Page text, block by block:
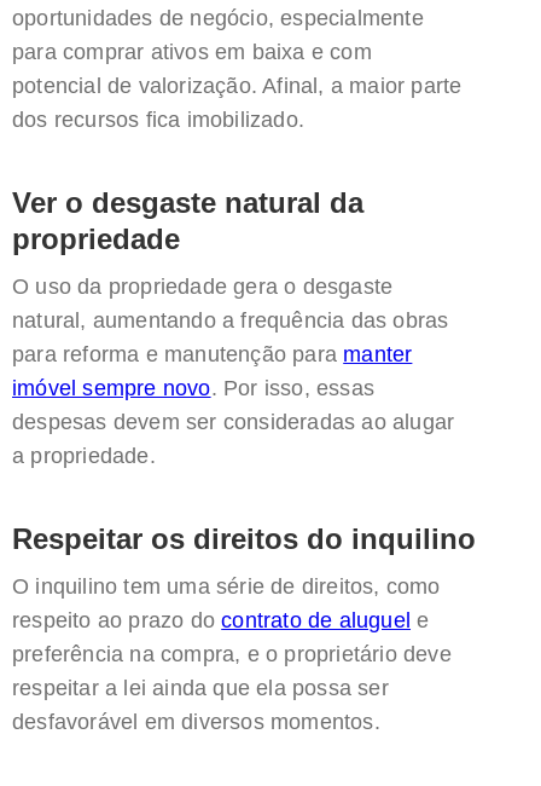
oportunidades de negócio, especialmente
para comprar ativos em baixa e com
potencial de valorização. Afinal, a maior parte
dos recursos fica imobilizado.
Ver o desgaste natural da
propriedade
O uso da propriedade gera o desgaste
natural, aumentando a frequência das obras
para reforma e manutenção para manter
imóvel sempre novo. Por isso, essas
despesas devem ser consideradas ao alugar
a propriedade.
Respeitar os direitos do inquilino
O inquilino tem uma série de direitos, como
respeito ao prazo docontrato de aluguel e
preferência na compra, e o proprietário deve
respeitar a lei ainda que ela possa ser
desfavorável em diversos momentos.